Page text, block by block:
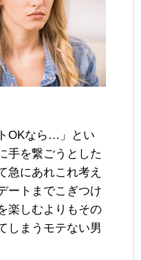
OKなら…」とい
手を繋ごうとした
急にあれこれ考え
ートまでこぎつけ
楽しむよりもその
しまうモテない男